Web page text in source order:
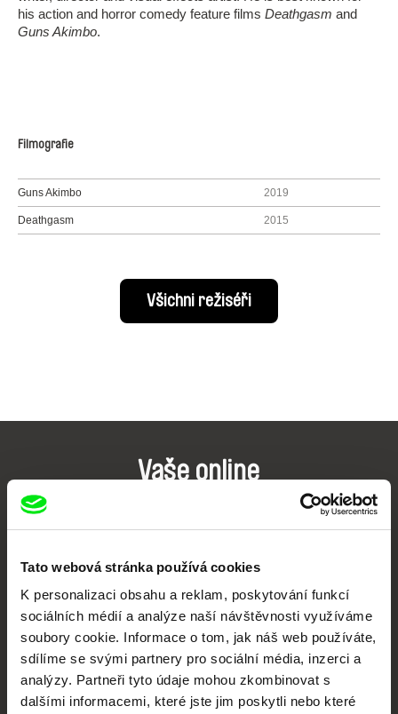
Tato webová stránka používá cookies
K personalizaci obsahu a reklam, poskytování funkcí
sociálních médií a analýze naší návštěvnosti využíváme
soubory cookie. Informace o tom, jak náš web používáte,
sdílíme se svými partnery pro sociální média, inzerci a
analýzy. Partneři tyto údaje mohou zkombinovat s
dalšími informacemi, které jste jim poskytli nebo které
his action and horror comedy feature films Deathgasm and
Guns Akimbo.
Filmografie
Guns Akimbo 2019
Deathgasm 2015
Všichni režiséři
Vaše online
každý týden
Portál DAFilms.cz je výsledkem tvůrčí spolupráce 7 klíčových evropských
festivalů dokumentárního filmu sdružených do Doc Alliance. Naším cílem je
posouvat hranice dokumentárního filmu, propagovat jeho rozmanitost a
podporovat kvalitní autorské filmy.
Členové Doc Alliance